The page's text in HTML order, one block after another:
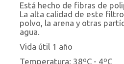
Está hecho de fibras de
La alta calidad de este
polvo, la arena y otras
agua.
Vida útil 1 año
Temperatura: 38ºC - 4ºC